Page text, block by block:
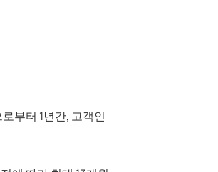
부터 1년간, 고객인